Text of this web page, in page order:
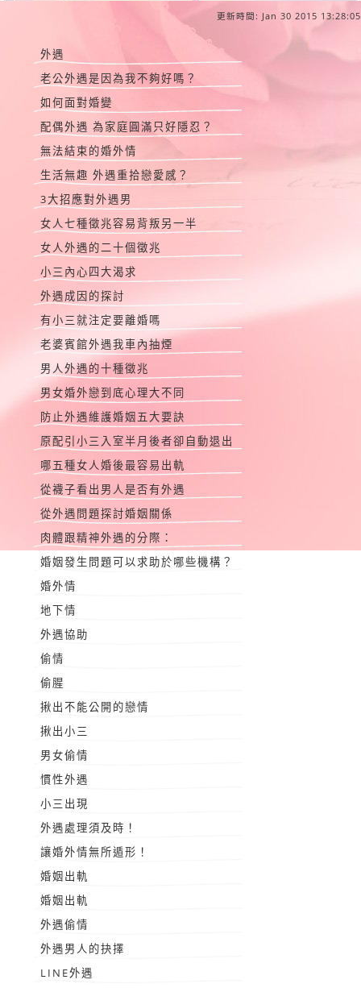
更新時間: Jan 30 2015 13:28:05
外遇
老公外遇是因為我不夠好嗎？
如何面對婚變
配偶外遇 為家庭圓滿只好隱忍？
無法結束的婚外情
生活無趣 外遇重拾戀愛感？
3大招應對外遇男
女人七種徵兆容易背叛另一半
女人外遇的二十個徵兆
小三內心四大渴求
外遇成因的探討
有小三就注定要離婚嗎
老婆賓館外遇我車內抽煙
男人外遇的十種徵兆
男女婚外戀到底心理大不同
防止外遇維護婚姻五大要訣
原配引小三入室半月後者卻自動退出
哪五種女人婚後最容易出軌
從襪子看出男人是否有外遇
從外遇問題探討婚姻關係
肉體跟精神外遇的分際：
婚姻發生問題可以求助於哪些機構？
婚外情
地下情
外遇協助
偷情
偷腥
揪出不能公開的戀情
揪出小三
男女偷情
慣性外遇
小三出現
外遇處理須及時！
讓婚外情無所遁形！
婚姻出軌
婚姻出軌
外遇偷情
外遇男人的抉擇
LINE外遇